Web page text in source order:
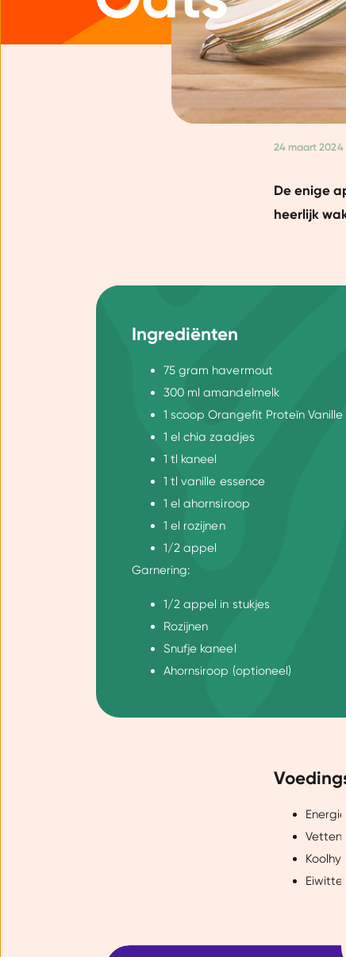
Toestemming
Wij gebruiken cookies
Dankzij cookies kunnen
gebruiksgemak
onze vertrouwde partners
24 maart 2024
De enige
heerlijk
Ingrediënten
75 gram havermout
300 ml amandelmelk
1 scoop Orangefit Proteïn Vanille
1 el chia zaadjes
1 tl kaneel
1 tl vanille essence
1 el ahornsiroop
1 el rozijnen
1/2 appel
Garnering:
1/2 appel in stukjes
Rozijnen
Snufje kaneel
Ahornsiroop (optioneel)
Vetten: